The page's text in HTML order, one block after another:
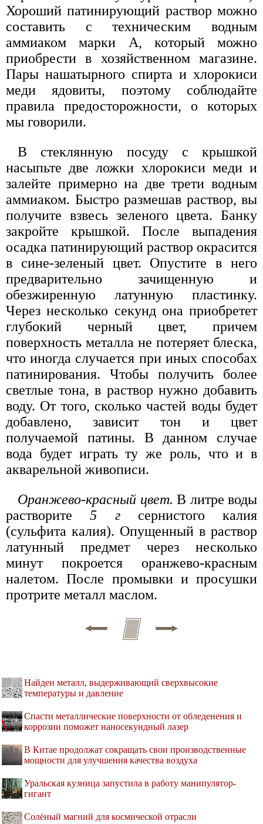
Хороший патинирующий раствор можно
составить с техническим водным
аммиаком марки А, который можно
приобрести в хозяйственном магазине.
Пары нашатырного спирта и хлорокиси
меди ядовиты, поэтому соблюдайте
правила предосторожности, о которых
мы говорили.
В стеклянную посуду с крышкой
насыпьте две ложки хлорокиси меди и
залейте примерно на две трети водным
аммиаком. Быстро размешав раствор, вы
получите взвесь зеленого цвета. Банку
закройте крышкой. После выпадения
осадка патинирующий раствор окрасится
в сине-зеленый цвет. Опустите в него
предварительно зачищенную и
обезжиренную латунную пластинку.
Через несколько секунд она приобретет
глубокий черный цвет, причем
поверхность металла не потеряет блеска,
что иногда случается при иных способах
патинирования. Чтобы получить более
светлые тона, в раствор нужно добавить
воду. От того, сколько частей воды будет
добавлено, зависит тон и цвет
получаемой патины. В данном случае
вода будет играть ту же роль, что и в
акварельной живописи.
Оранжево-красный цвет. В литре воды
растворите5 гсернистого калия
(сульфита калия). Опущенный в раствор
латунный предмет через несколько
минут покроется оранжево-красным
налетом. После промывки и просушки
протрите металл маслом.
Найден металл, выдерживающий сверхвысокие
температуры и давление
Спасти металлические поверхности от обледенения и
коррозии поможет наносекундный лазер
В Китае продолжат сокращать свои производственные
мощности для улучшения качества воздуха
Уральская кузница запустила в работу манипулятор-
гигант
Солёный магний для космической отрасли